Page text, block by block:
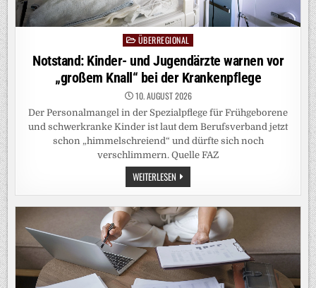
PostedÜBERREGIONAL
Notstand: Kinder- und Jugendärzte warnen vor
„großem Knall“ bei der Krankenpflege
10. AUGUST 2026
Der Personalmangel in der Spezialpflege für Frühgeborene
und schwerkranke Kinder ist laut dem Berufsverband jetzt
schon „himmelschreiend“ und dürfte sich noch
verschlimmern. Quelle FAZ
WEITERLESEN NOTSTAND:
KINDER-
UND
WARNEN
VOR
„GROSSEM K
NALL“ B
EI D
RANKENPFLEGE